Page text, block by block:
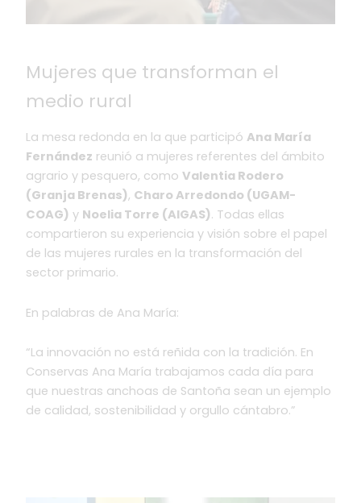
Mujeres que transforman el
medio rural
La mesa redonda en la que participóAna María
Fernández reunió a mujeres referentes del ámbito
agrario y pesquero, comoValentia Rodero
(Granja Brenas), Charo Arredondo (UGAM-
COAG) y Noelia Torre (AIGAS). Todas ellas
compartieron su experiencia y visión sobre el papel
de las mujeres rurales en la transformación del
sector primario.
En palabras de Ana María:
“La innovación no está reñida con la tradición. En
Conservas Ana María trabajamos cada día para
que nuestras anchoas de Santoña sean un ejemplo
de calidad, sostenibilidad y orgullo cántabro.”